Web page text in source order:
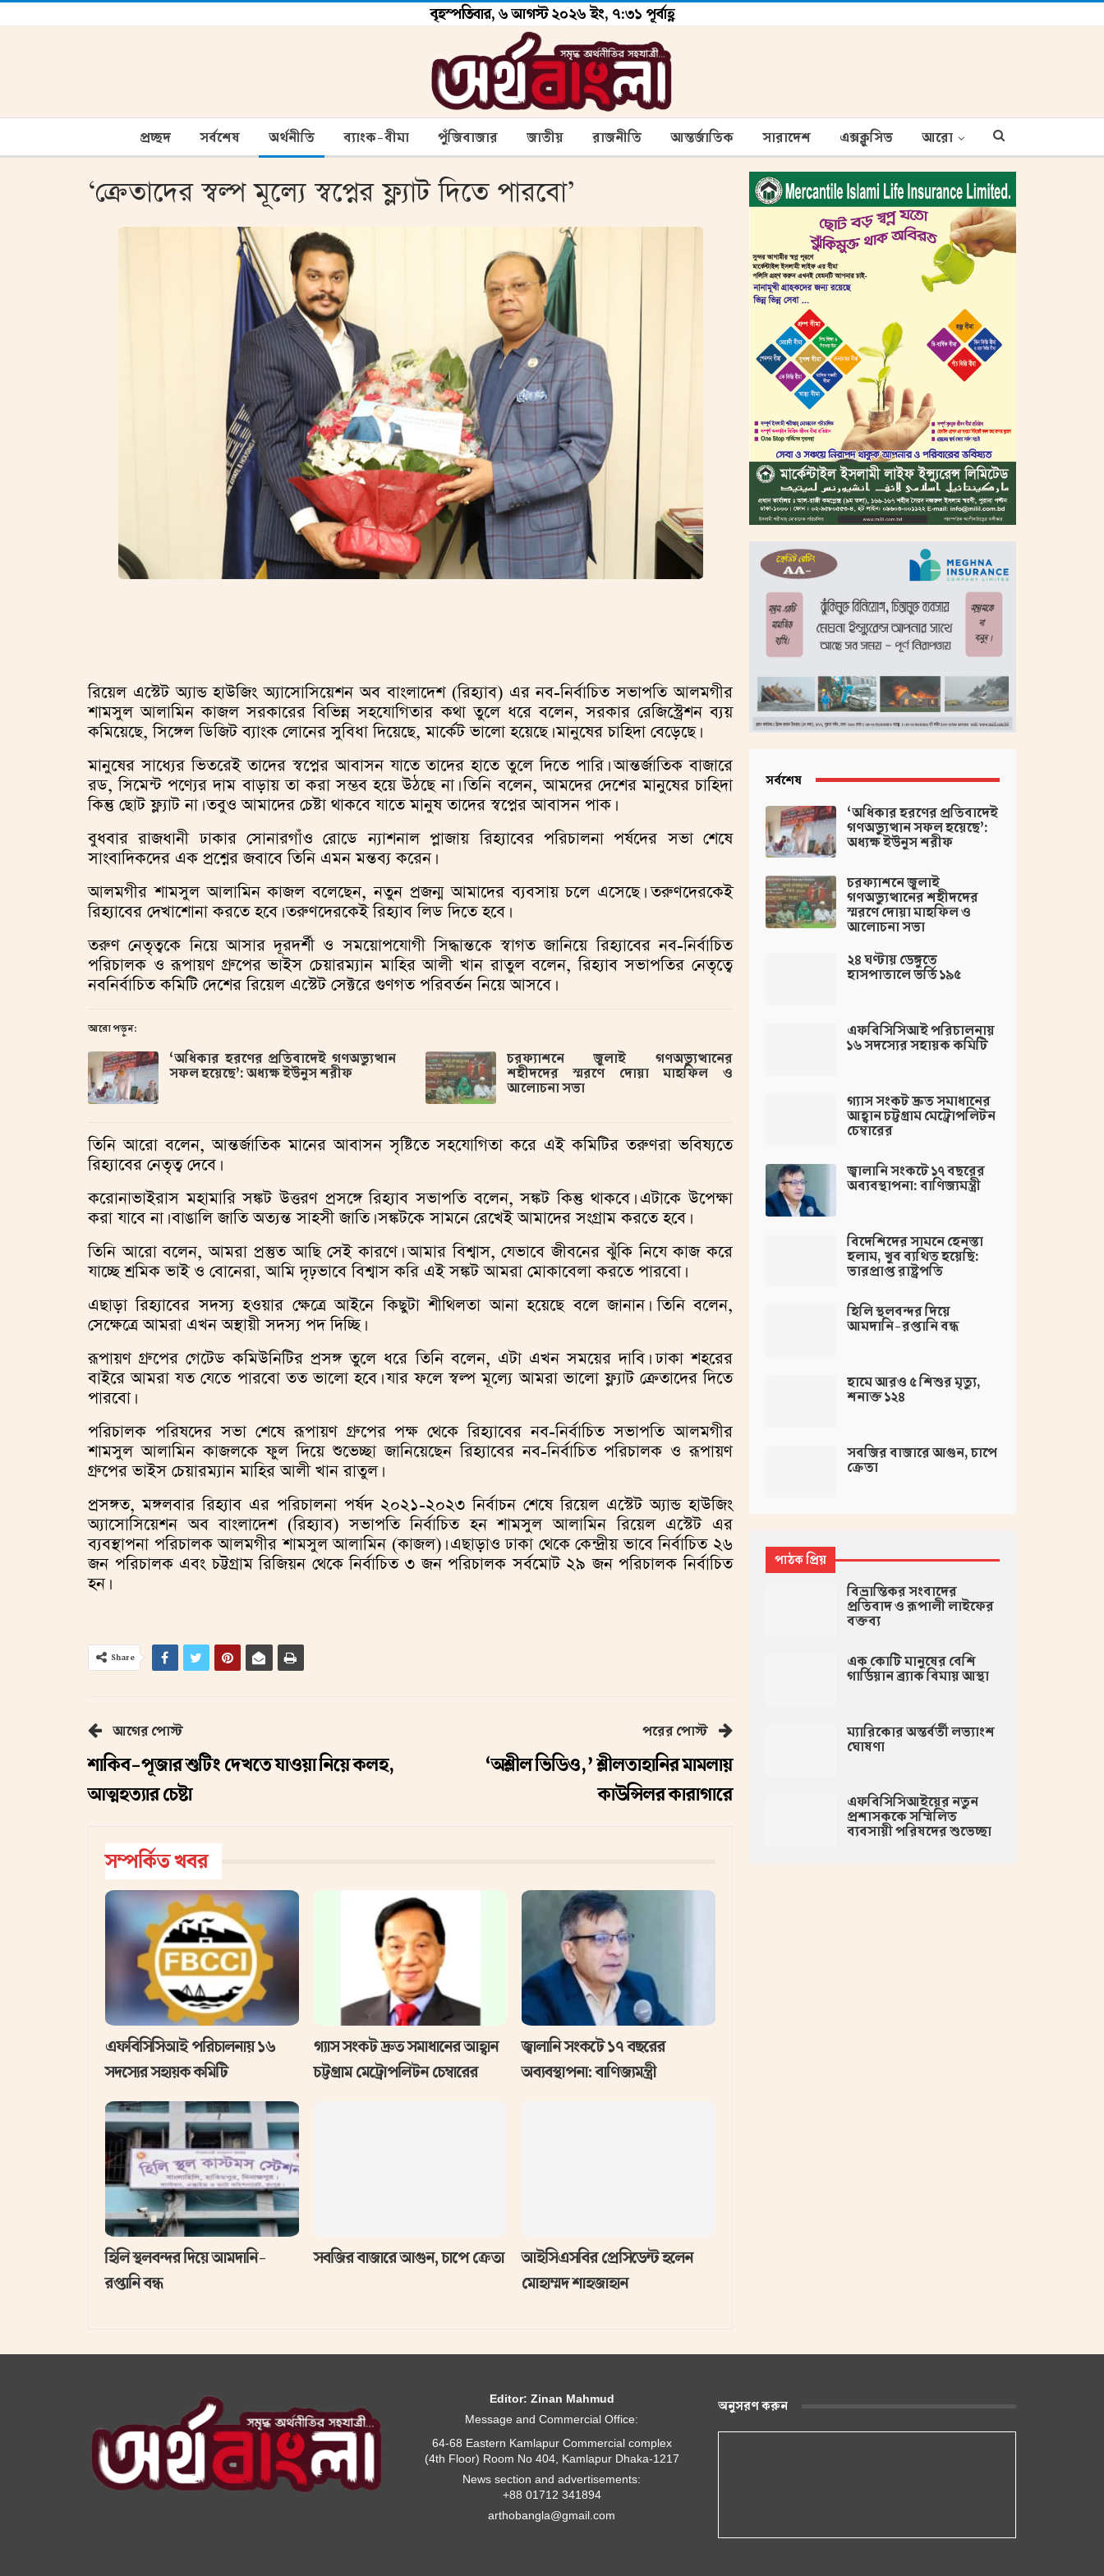
বৃহস্পতিবার, ৬ আগস্ট ২০২৬ ইং, ৭:৩১ পূর্বাহ্ণ
প্রচ্ছদ সর্বশেষ অর্থনীতি ব্যাংক-বীমা পুঁজিবাজার জাতীয় রাজনীতি আন্তর্জাতিক সারাদেশ এক্সক্লুসিভ আরো
‘ক্রেতাদের স্বল্প মূল্যে স্বপ্নের ফ্ল্যাট দিতে পারবো’
রিয়েল এস্টেট অ্যান্ড হাউজিং অ্যাসোসিয়েশন অব বাংলাদেশ (রিহ্যাব) এর নব-নির্বাচিত সভাপতি আলমগীর
শামসুল আলামিন কাজল সরকারের বিভিন্ন সহযোগিতার কথা তুলে ধরে বলেন, সরকার রেজিস্ট্রেশন ব্যয়
কমিয়েছে, সিঙ্গেল ডিজিট ব্যাংক লোনের সুবিধা দিয়েছে, মার্কেট ভালো হয়েছে। মানুষের চাহিদা বেড়েছে।
মানুষের সাধ্যের ভিতরেই তাদের স্বপ্নের আবাসন যাতে তাদের হাতে তুলে দিতে পারি। আন্তর্জাতিক বাজারে
রড, সিমেন্ট পণ্যের দাম বাড়ায় তা করা সম্ভব হয়ে উঠছে না। তিনি বলেন, আমদের দেশের মানুষের চাহিদা
কিন্তু ছোট ফ্ল্যাট না। তবুও আমাদের চেষ্টা থাকবে যাতে মানুষ তাদের স্বপ্নের আবাসন পাক।
বুধবার রাজধানী ঢাকার সোনারগাঁও রোডে ন্যাশনাল প্লাজায় রিহ্যাবের পরিচালনা পর্ষদের সভা শেষে
সাংবাদিকদের এক প্রশ্নের জবাবে তিনি এমন মন্তব্য করেন।
আলমগীর শামসুল আলামিন কাজল বলেছেন, নতুন প্রজন্ম আমাদের ব্যবসায় চলে এসেছে। তরুণদেরকেই
রিহ্যাবের দেখাশোনা করতে হবে। তরুণদেরকেই রিহ্যাব লিড দিতে হবে।
তরুণ নেতৃত্বকে নিয়ে আসার দূরদর্শী ও সময়োপযোগী সিদ্ধান্তকে স্বাগত জানিয়ে রিহ্যাবের নব-নির্বাচিত
পরিচালক ও রূপায়ণ গ্রুপের ভাইস চেয়ারম্যান মাহির আলী খান রাতুল বলেন, রিহ্যাব সভাপতির নেতৃত্বে
নবনির্বাচিত কমিটি দেশের রিয়েল এস্টেট সেক্টরে গুণগত পরিবর্তন নিয়ে আসবে।
আরো পড়ুন:
‘অধিকার হরণের প্রতিবাদেই গণঅভ্যুত্থান
সফল হয়েছে’: অধ্যক্ষ ইউনুস শরীফ
চরফ্যাশনে জুলাই গণঅভ্যুত্থানের
শহীদদের স্মরণে দোয়া মাহফিল ও
আলোচনা সভা
তিনি আরো বলেন, আন্তর্জাতিক মানের আবাসন সৃষ্টিতে সহযোগিতা করে এই কমিটির তরুণরা ভবিষ্যতে
রিহ্যাবের নেতৃত্ব দেবে।
করোনাভাইরাস মহামারি সঙ্কট উত্তরণ প্রসঙ্গে রিহ্যাব সভাপতি বলেন, সঙ্কট কিন্তু থাকবে। এটাকে উপেক্ষা
করা যাবে না। বাঙালি জাতি অত্যন্ত সাহসী জাতি। সঙ্কটকে সামনে রেখেই আমাদের সংগ্রাম করতে হবে।
তিনি আরো বলেন, আমরা প্রস্তুত আছি সেই কারণে। আমার বিশ্বাস, যেভাবে জীবনের ঝুঁকি নিযে কাজ করে
যাচ্ছে শ্রমিক ভাই ও বোনেরা, আমি দৃঢ়ভাবে বিশ্বাস করি এই সঙ্কট আমরা মোকাবেলা করতে পারবো।
এছাড়া রিহ্যাবের সদস্য হওয়ার ক্ষেত্রে আইনে কিছুটা শীথিলতা আনা হয়েছে বলে জানান। তিনি বলেন,
সেক্ষেত্রে আমরা এখন অস্থায়ী সদস্য পদ দিচ্ছি।
রূপায়ণ গ্রুপের গেটেড কমিউনিটির প্রসঙ্গ তুলে ধরে তিনি বলেন, এটা এখন সময়ের দাবি। ঢাকা শহরের
বাইরে আমরা যত যেতে পারবো তত ভালো হবে। যার ফলে স্বল্প মূল্যে আমরা ভালো ফ্ল্যাট ক্রেতাদের দিতে
পারবো।
পরিচালক পরিষদের সভা শেষে রূপায়ণ গ্রুপের পক্ষ থেকে রিহ্যাবের নব-নির্বাচিত সভাপতি আলমগীর
শামসুল আলামিন কাজলকে ফুল দিয়ে শুভেচ্ছা জানিয়েছেন রিহ্যাবের নব-নির্বাচিত পরিচালক ও রূপায়ণ
গ্রুপের ভাইস চেয়ারম্যান মাহির আলী খান রাতুল।
প্রসঙ্গত, মঙ্গলবার রিহ্যাব এর পরিচালনা পর্ষদ ২০২১-২০২৩ নির্বাচন শেষে রিয়েল এস্টেট অ্যান্ড হাউজিং
অ্যাসোসিয়েশন অব বাংলাদেশ (রিহ্যাব) সভাপতি নির্বাচিত হন শামসুল আলামিন রিয়েল এস্টেট এর
ব্যবস্থাপনা পরিচালক আলমগীর শামসুল আলামিন (কাজল)। এছাড়াও ঢাকা থেকে কেন্দ্রীয় ভাবে নির্বাচিত ২৬
জন পরিচালক এবং চট্টগ্রাম রিজিয়ন থেকে নির্বাচিত ৩ জন পরিচালক সর্বমোট ২৯ জন পরিচালক নির্বাচিত
হন।
Share
আগের পোস্ট
শাকিব-পূজার শুটিং দেখতে যাওয়া নিয়ে কলহ,
আত্মহত্যার চেষ্টা
পরের পোস্ট
‘অশ্লীল ভিডিও,’ শ্লীলতাহানির মামলায়
কাউন্সিলর কারাগারে
সম্পর্কিত খবর
এফবিসিসিআই পরিচালনায় ১৬
সদস্যের সহায়ক কমিটি
গ্যাস সংকট দ্রুত সমাধানের আহ্বান
চট্টগ্রাম মেট্রোপলিটন চেম্বারের
জ্বালানি সংকটে ১৭ বছরের
অব্যবস্থাপনা: বাণিজ্যমন্ত্রী
হিলি স্থলবন্দর দিয়ে আমদানি-
রপ্তানি বন্ধ
সবজির বাজারে আগুন, চাপে ক্রেতা
আইসিএসবির প্রেসিডেন্ট হলেন
মোহাম্মদ শাহজাহান
সর্বশেষ
‘অধিকার হরণের প্রতিবাদেই
গণঅভ্যুত্থান সফল হয়েছে’:
অধ্যক্ষ ইউনুস শরীফ
চরফ্যাশনে জুলাই
গণঅভ্যুত্থানের শহীদদের
স্মরণে দোয়া মাহফিল ও
আলোচনা সভা
২৪ ঘণ্টায় ডেঙ্গুতে
হাসপাতালে ভর্তি ১৯৫
এফবিসিসিআই পরিচালনায়
১৬ সদস্যের সহায়ক কমিটি
গ্যাস সংকট দ্রুত সমাধানের
আহ্বান চট্টগ্রাম মেট্রোপলিটন
চেম্বারের
জ্বালানি সংকটে ১৭ বছরের
অব্যবস্থাপনা: বাণিজ্যমন্ত্রী
বিদেশিদের সামনে হেনস্তা
হলাম, খুব ব্যথিত হয়েছি:
ভারপ্রাপ্ত রাষ্ট্রপতি
হিলি স্থলবন্দর দিয়ে
আমদানি-রপ্তানি বন্ধ
হামে আরও ৫ শিশুর মৃত্যু,
শনাক্ত ১২৪
সবজির বাজারে আগুন, চাপে
ক্রেতা
পাঠক প্রিয়
বিভ্রান্তিকর সংবাদের
প্রতিবাদ ও রূপালী লাইফের
বক্তব্য
এক কোটি মানুষের বেশি
গার্ডিয়ান ব্র্যাক বিমায় আস্থা
ম্যারিকোর অন্তর্বর্তী লভ্যাংশ
ঘোষণা
এফবিসিসিআইয়ের নতুন
প্রশাসককে সম্মিলিত
ব্যবসায়ী পরিষদের শুভেচ্ছা
Editor: Zinan Mahmud
Message and Commercial Office:
64-68 Eastern Kamlapur Commercial complex
(4th Floor) Room No 404, Kamlapur Dhaka-1217
News section and advertisements:
+88 01712 341894
arthobangla@gmail.com
অনুসরণ করুন